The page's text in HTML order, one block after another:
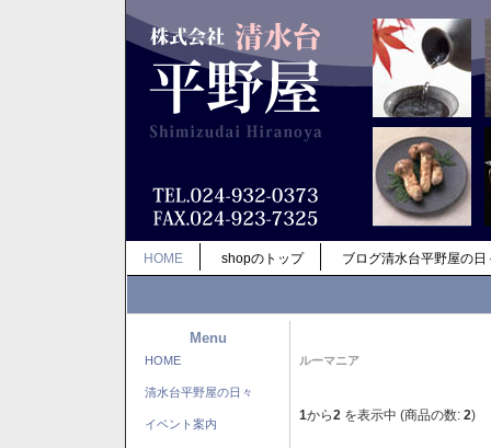
HOME shopのトップ ブログ清水台平野屋の日
Menu
HOME
清水台平野屋の日々
イベント案内
ルーマニア
1から2 を表示中 (商品の数: 2)